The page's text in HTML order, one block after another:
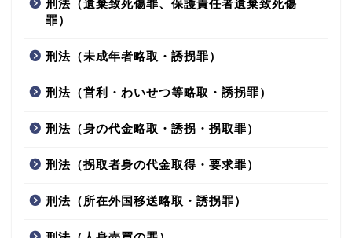
刑法（遺棄致死傷罪、保護責任者遺棄致死傷
罪）
刑法（未成年者略取・誘拐罪）
刑法（営利・わいせつ等略取・誘拐罪）
刑法（身の代金略取・誘拐・拐取罪）
刑法（拐取者身の代金取得・要求罪）
刑法（所在外国移送略取・誘拐罪）